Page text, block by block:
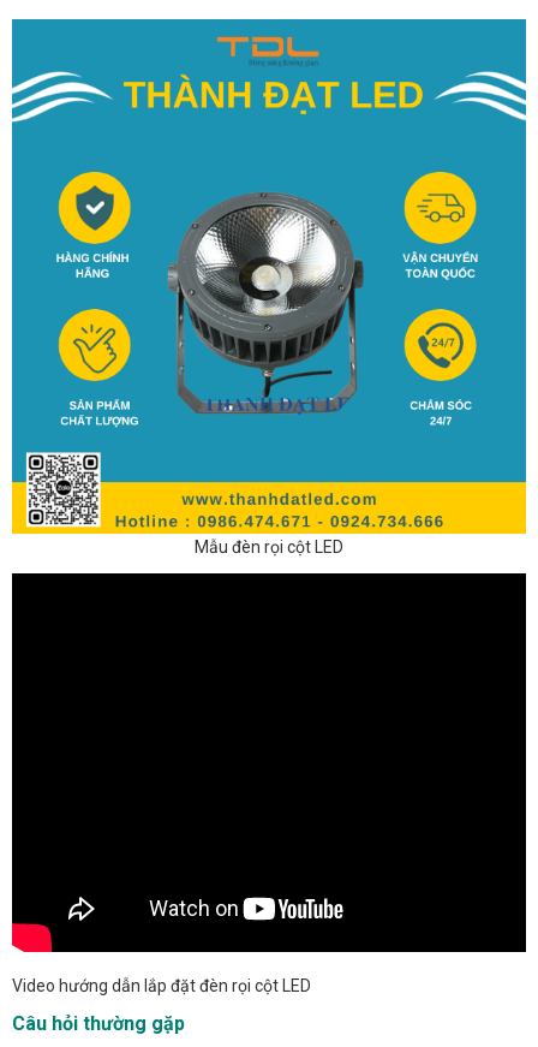
Mẫu đèn rọi cột LED
Video hướng dẫn lắp đặt đèn rọi cột LED
Câu hỏi thường gặp